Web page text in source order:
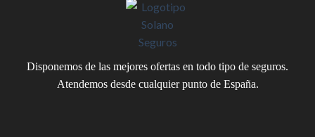
Disponemos de las mejores ofertas en todo tipo de seguros.
Atendemos desde cualquier punto de España.